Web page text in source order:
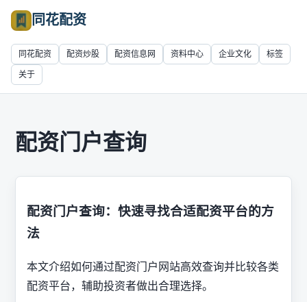
同花配资
同花配资 配资炒股 配资信息网 资料中心 企业文化 标签
关于
配资门户查询
配资门户查询：快速寻找合适配资平台的方
法
本文介绍如何通过配资门户网站高效查询并比较各类
配资平台，辅助投资者做出合理选择。